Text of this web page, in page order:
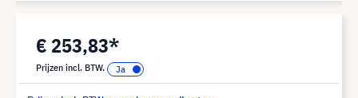
€ 253,83*
Prijzen incl. BTW.